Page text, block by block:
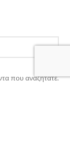
που αναζητάτε.